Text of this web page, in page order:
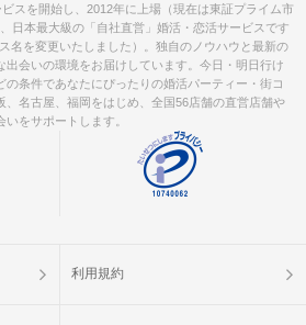
スを開始し、2012年に上場（現在は東証プライム市
日本最大級の「自社直営」婚活・恋活サービスです
名を変更いたしました）。独自のノウハウと最新の
出会いの環境をお届けしています。今日・明日行け
の条件であなたにぴったりの婚活パーティー・街コ
、名古屋、福岡をはじめ、全国56店舗の直営店舗や
をサポートします。
利用規約